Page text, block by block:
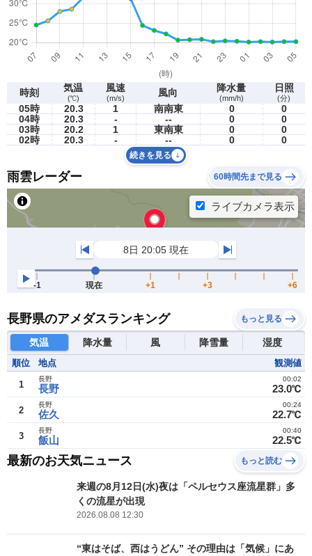
時刻 気温
(℃)
風速
(m/s) 風向 降水量
(mm/h)
日照
(分)
05時 20.3 1 南南東 0
0
04時
20.3 - -- 0
0
03時
20.2 1 東南東 0
0
02時
20.3 - -- 0 0
続きを見る
雨雲レーダー 60時間先まで見る
長野県のアメダスランキング もっと見る
気温 降水量 風 降雪量 湿度
順位 地点 観測値
1 長野
長野
23.0℃
00:02
2 佐久
長野
22.7℃
00:24
3 飯山
長野
22.5℃
00:40
最新のお天気ニュース もっと読む
来週の8月12日(水)夜は「ペルセウス座流星群」多
くの流星が出現
2026.08.08 12:30
“東はそば、西はうどん” その理由は「気候」にあ